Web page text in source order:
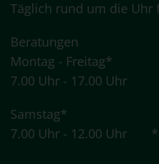
Täglich rund um die Uhr
Beratungen
Montag - Freitag*
7.00 Uhr - 17.00 Uhr
Samstag*
7.00 Uhr - 12.00 Uhr *